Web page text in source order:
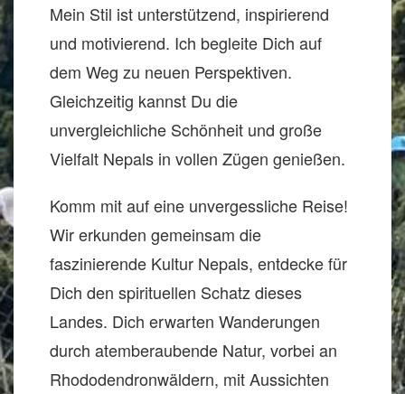
Mein Stil ist unterstützend, inspirierend
und motivierend. Ich begleite Dich auf
dem Weg zu neuen Perspektiven.
Gleichzeitig kannst Du die
unvergleichliche Schönheit und große
Vielfalt Nepals in vollen Zügen genießen.
Komm mit auf eine unvergessliche Reise!
Wir erkunden gemeinsam die
faszinierende Kultur Nepals, entdecke für
Dich den spirituellen Schatz dieses
Landes. Dich erwarten Wanderungen
durch atemberaubende Natur, vorbei an
Rhododendronwäldern, mit Aussichten